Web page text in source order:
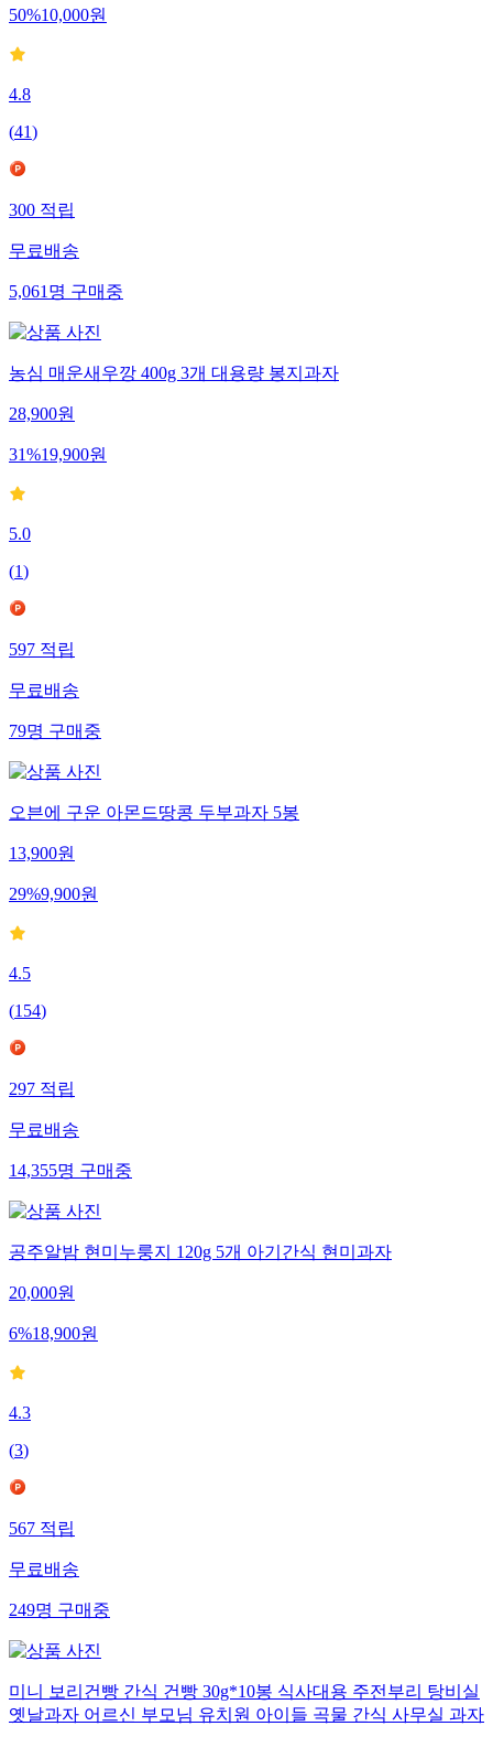
50%10,000원
4.8
(41)
300적립
무료배송
5,061명구매중
농심 매운새우깡 400g 3개 대용량 봉지과자
28,900원
31%19,900원
5.0
(1)
597적립
무료배송
79명구매중
오븐에 구운 아몬드땅콩 두부과자 5봉
13,900원
29%9,900원
4.5
(154)
297적립
무료배송
14,355명구매중
공주알밤 현미누룽지 120g 5개 아기간식 현미과자
20,000원
6%18,900원
4.3
(3)
567적립
무료배송
249명구매중
미니 보리건빵 간식 건빵 30g*10봉 식사대용 주전부리 탕비실
옛날과자 어르신 부모님 유치원 아이들 곡물 간식 사무실 과자